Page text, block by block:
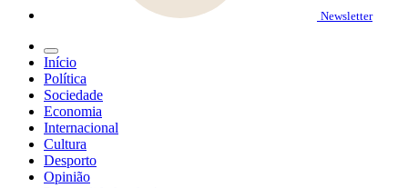
Newsletter
Início
Política
Sociedade
Economia
Internacional
Cultura
Desporto
Opinião